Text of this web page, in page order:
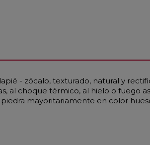
- zócalo, texturado, natural y
al choque térmico, al hielo o fuego
mayoritariamente en color